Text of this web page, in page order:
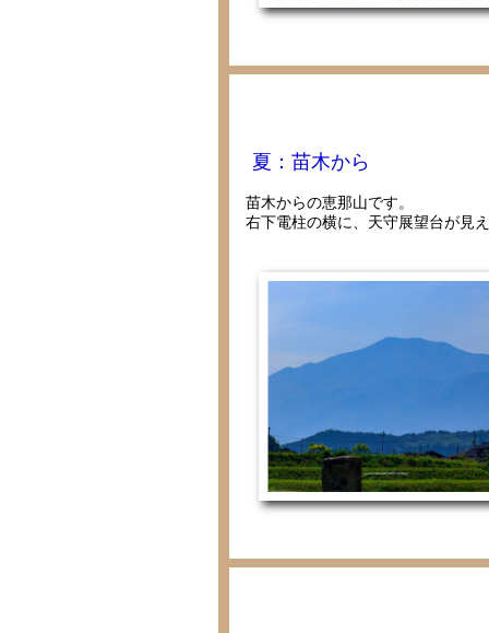
夏：苗木から
苗木からの恵那山です。
右下電柱の横に、天守展望台が見